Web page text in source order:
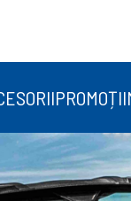
PROMOȚII